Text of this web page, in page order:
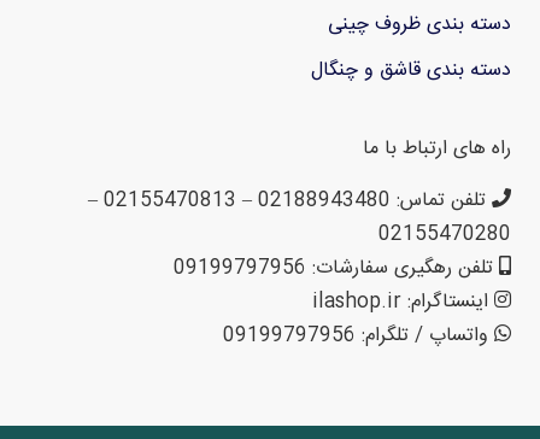
دسته بندی ظروف چینی
دسته بندی قاشق و چنگال
راه های ارتباط با ما
تلفن تماس: 02188943480 – 02155470813 –
02155470280
تلفن رهگیری سفارشات: 09199797956
اینستاگرام: ilashop.ir
واتساپ / تلگرام: 09199797956